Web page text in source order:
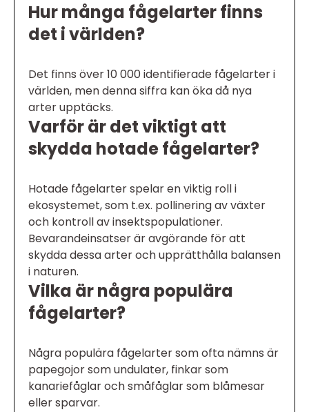
Hur många fågelarter finns
det i världen?
Det finns över 10 000 identifierade fågelarter i
världen, men denna siffra kan öka då nya
arter upptäcks.
Varför är det viktigt att
skydda hotade fågelarter?
Hotade fågelarter spelar en viktig roll i
ekosystemet, som t.ex. pollinering av växter
och kontroll av insektspopulationer.
Bevarandeinsatser är avgörande för att
skydda dessa arter och upprätthålla balansen
i naturen.
Vilka är några populära
fågelarter?
Några populära fågelarter som ofta nämns är
papegojor som undulater, finkar som
kanariefåglar och småfåglar som blåmesar
eller sparvar.